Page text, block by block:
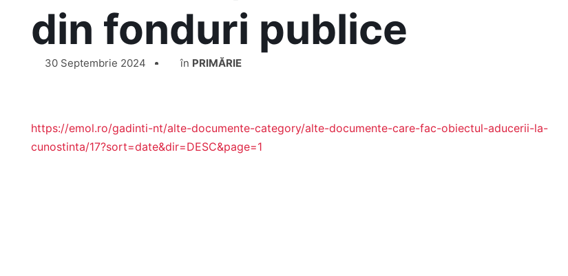
din fonduri publice
30 Septembrie 2024 în PRIMĂRIE
https://emol.ro/gadinti-nt/alte-documente-category/alte-documente-care-fac-obiectul-aducerii-la-
cunostinta/17?sort=date&dir=DESC&page=1